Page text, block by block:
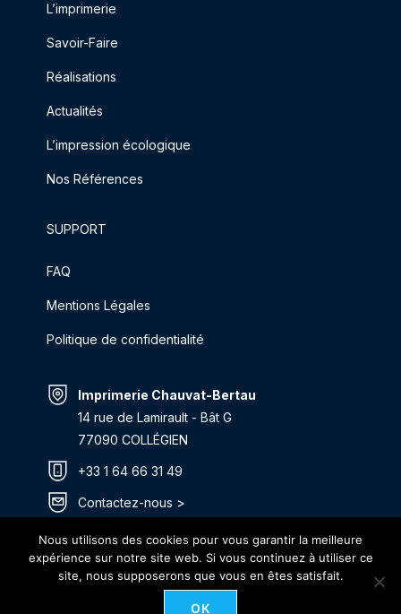
L’imprimerie
Savoir-Faire
Réalisations
Actualités
L’impression écologique
Nos Références
SUPPORT
FAQ
Mentions Légales
Politique de confidentialité
Imprimerie Chauvat-Bertau
14 rue de Lamirault - Bât G
77090 COLLÉGIEN
+33 1 64 66 31 49
Contactez-nous >
Itinéraire >
Nous utilisons des cookies pour vous garantir la meilleure
expérience sur notre site web. Si vous continuez à utiliser ce
site, nous supposerons que vous en êtes satisfait.
OK